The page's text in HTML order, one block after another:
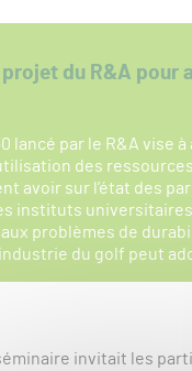
du R&A
lancé par le R&A vise
des
avoir sur l’état des
instituts
problèmes de
du golf peut
invitait les